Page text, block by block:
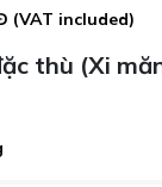
(VAT included)
thù (Xi